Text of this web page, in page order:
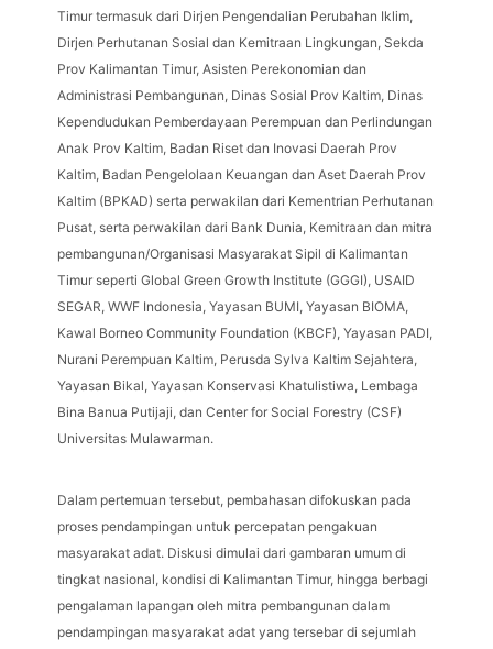
Timur termasuk dari Dirjen Pengendalian Perubahan Iklim,
Dirjen Perhutanan Sosial dan Kemitraan Lingkungan, Sekda
Prov Kalimantan Timur, Asisten Perekonomian dan
Administrasi Pembangunan, Dinas Sosial Prov Kaltim, Dinas
Kependudukan Pemberdayaan Perempuan dan Perlindungan
Anak Prov Kaltim, Badan Riset dan Inovasi Daerah Prov
Kaltim, Badan Pengelolaan Keuangan dan Aset Daerah Prov
Kaltim (BPKAD) serta perwakilan dari Kementrian Perhutanan
Pusat, serta perwakilan dari Bank Dunia, Kemitraan dan mitra
pembangunan/Organisasi Masyarakat Sipil di Kalimantan
Timur seperti Global Green Growth Institute (GGGI), USAID
SEGAR, WWF Indonesia, Yayasan BUMI, Yayasan BIOMA,
Kawal Borneo Community Foundation (KBCF), Yayasan PADI,
Nurani Perempuan Kaltim, Perusda Sylva Kaltim Sejahtera,
Yayasan Bikal, Yayasan Konservasi Khatulistiwa, Lembaga
Bina Banua Putijaji, dan Center for Social Forestry (CSF)
Universitas Mulawarman.
Dalam pertemuan tersebut, pembahasan difokuskan pada
proses pendampingan untuk percepatan pengakuan
masyarakat adat. Diskusi dimulai dari gambaran umum di
tingkat nasional, kondisi di Kalimantan Timur, hingga berbagi
pengalaman lapangan oleh mitra pembangunan dalam
pendampingan masyarakat adat yang tersebar di sejumlah